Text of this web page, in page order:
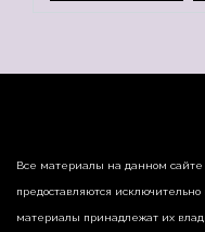
Все материалы на данном сайте
предоставляются
материалы принадлежат их